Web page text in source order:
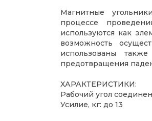
Магнитные
процессе
используются как
возможность
использованы
предотвращения
ХАРАКТЕРИСТИКИ:
Рабочий угол
Усилие, кг: до 13